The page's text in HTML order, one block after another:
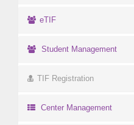
eTIF
Student Management
TIF Registration
Center Management